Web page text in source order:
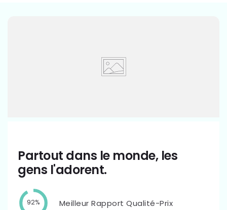
Partout dans le monde, les
gens l'adorent.
92% Meilleur Rapport Qualité-Prix